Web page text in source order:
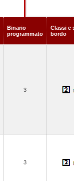
Binario
programmato
Classi e
bordo
3
3